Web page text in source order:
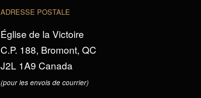
ADRESSE POSTALE
Église de la Victoire
C.P. 188, Bromont, QC
J2L 1A9 Canada
(pour les envois de courrier)